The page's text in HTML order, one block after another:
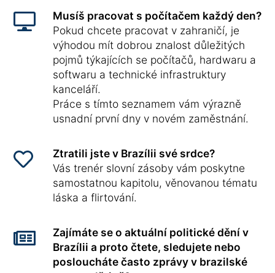
Musíš pracovat s počítačem každý den?
Pokud chcete pracovat v zahraničí, je
výhodou mít dobrou znalost důležitých
pojmů týkajících se počítačů, hardwaru a
softwaru a technické infrastruktury
kanceláří.
Práce s tímto seznamem vám výrazně
usnadní první dny v novém zaměstnání.
Ztratili jste v Brazílii své srdce?
Vás trenér slovní zásoby vám poskytne
samostatnou kapitolu, věnovanou tématu
láska a flirtování.
Zajímáte se o aktuální politické dění v
Brazílii a proto čtete, sledujete nebo
posloucháte často zprávy v brazilské